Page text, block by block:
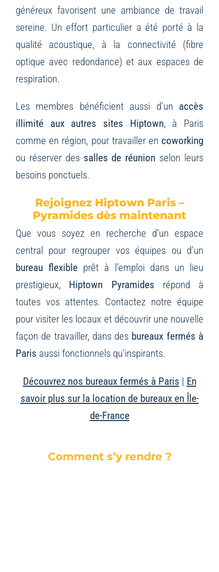
généreux favorisent une ambiance de travail
sereine. Un effort particulier a été porté à la
qualité acoustique, à la connectivité (fibre
optique avec redondance) et aux espaces de
respiration.
Les membres bénéficient aussi d’un accès
illimité aux autres sites Hiptown, à Paris
comme en région, pour travailler en coworking
ou réserver des salles de réunion selon leurs
besoins ponctuels.
Rejoignez Hiptown Paris –
Pyramides dès maintenant
Que vous soyez en recherche d’un espace
central pour regrouper vos équipes ou d’un
bureau flexible prêt à l’emploi dans un lieu
prestigieux, Hiptown Pyramides répond à
toutes vos attentes. Contactez notre équipe
pour visiter les locaux et découvrir une nouvelle
façon de travailler, dans des bureaux fermés à
Paris aussi fonctionnels qu’inspirants.
Découvrez nos bureaux fermés à Paris | En
savoir plus sur la location de bureaux en Île-
de-France
Comment s’y rendre ?